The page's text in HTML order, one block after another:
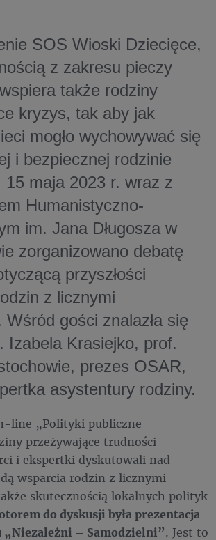
SOS Wioski Dziecięce,
z zakresu pieczy
także rodziny
kryzys, tak aby jak
mogło wychowywać się
i bezpiecznej rodzinie
15 maja 2023 r. wraz z
Humanistyczno-
im. Jana Długosza w
zorganizowano debatę
przyszłości
z licznymi
gości znalazła się
Izabela Krasiejko, prof.
prezes OSAR,
asystentury rodziny.
line „Polityki publiczne
przeżywające trudności
i ekspertki dyskutowali nad
wsparcia rodzin z licznymi
skutecznością lokalnych polityk
do dyskusji była prezentacja
„Niezależni – Samodzielni”. Jest to